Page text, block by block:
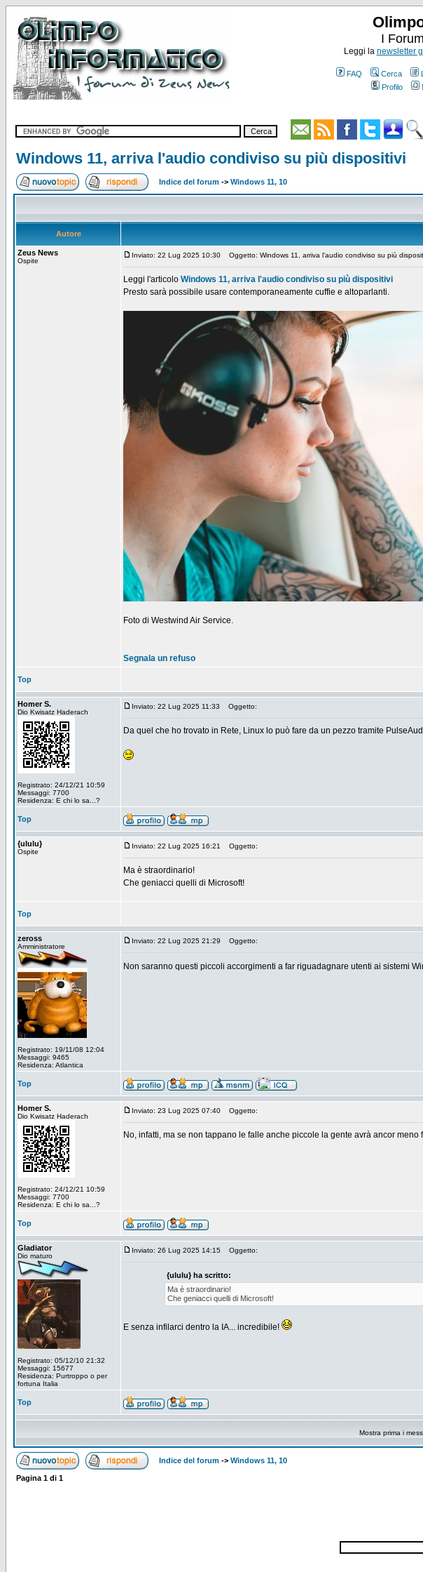
I
Leggi la newsletter
FAQ Cerca
Profilo
Windows 11, arriva l'audio condiviso su più dispositivi
Indice del forum -> Windows 11, 10
Autore
Zeus News
Ospite
Inviato: 22 Lug 2025 10:30 Oggetto: Windows 11, arriva l'audio condiviso su più
Leggi l'articolo Windows 11, arriva l'audio condiviso su più dispositivi
Presto sarà possibile usare contemporaneamente cuffie e altoparlanti.
Foto di Westwind Air Service.
Segnala un refuso
Top
Homer S.
Dio Kwisatz Haderach
Registrato: 24/12/21 10:59
Messaggi: 7700
Residenza: E chi lo sa...?
Inviato: 22 Lug 2025 11:33 Oggetto:
Da quel che ho trovato in Rete, Linux lo può fare da un pezzo tramite
Top
{ululu}
Ospite
Inviato: 22 Lug 2025 16:21 Oggetto:
Ma è straordinario!
Che geniacci quelli di Microsoft!
Top
zeross
Amministratore
Registrato: 19/11/08 12:04
Messaggi: 9465
Residenza: Atlantica
Inviato: 22 Lug 2025 21:29 Oggetto:
Non saranno questi piccoli accorgimenti a far riguadagnare utenti ai sistemi
Top
Homer S.
Dio Kwisatz Haderach
Registrato: 24/12/21 10:59
Messaggi: 7700
Residenza: E chi lo sa...?
Inviato: 23 Lug 2025 07:40 Oggetto:
No, infatti, ma se non tappano le falle anche piccole la gente avrà ancor
Top
Gladiator
Dio maturo
Registrato: 05/12/10 21:32
Messaggi: 15677
Residenza: Purtroppo o per
fortuna Italia
Inviato: 26 Lug 2025 14:15 Oggetto:
{ululu} ha scritto:
Ma è straordinario!
Che geniacci quelli di Microsoft!
E senza infilarci dentro la IA... incredibile!
Top
Mostra prima i
Indice del forum -> Windows 11, 10
Pagina 1 di 1